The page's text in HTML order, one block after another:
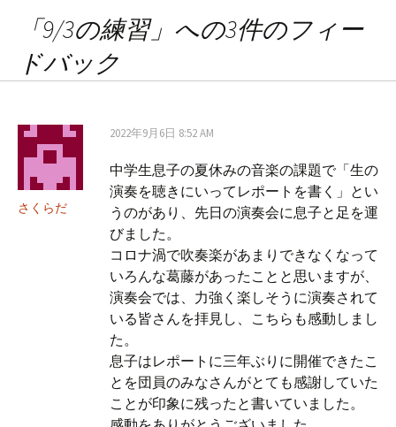
稿
ナ
ビ
ゲ
「9/3の練習」への3件のフィー
ドバック
さくらだ
2022年9月6日 8:52 AM
中学生息子の夏休みの音楽の課題で「生の
演奏を聴きにいってレポートを書く」とい
うのがあり、先日の演奏会に息子と足を運
びました。
コロナ渦で吹奏楽があまりできなくなって
いろんな葛藤があったことと思いますが、
演奏会では、力強く楽しそうに演奏されて
いる皆さんを拝見し、こちらも感動しまし
た。
息子はレポートに三年ぶりに開催できたこ
とを団員のみなさんがとても感謝していた
ことが印象に残ったと書いていました。